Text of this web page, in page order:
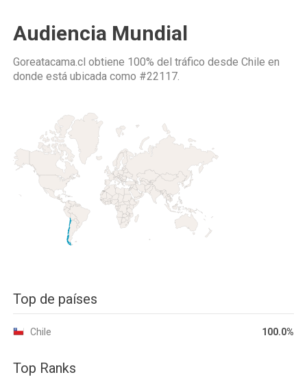
Audiencia Mundial
Goreatacama.cl obtiene 100% del tráfico desde Chile en
donde está ubicada como #22117.
Top de países
Chile 100.0%
Top Ranks